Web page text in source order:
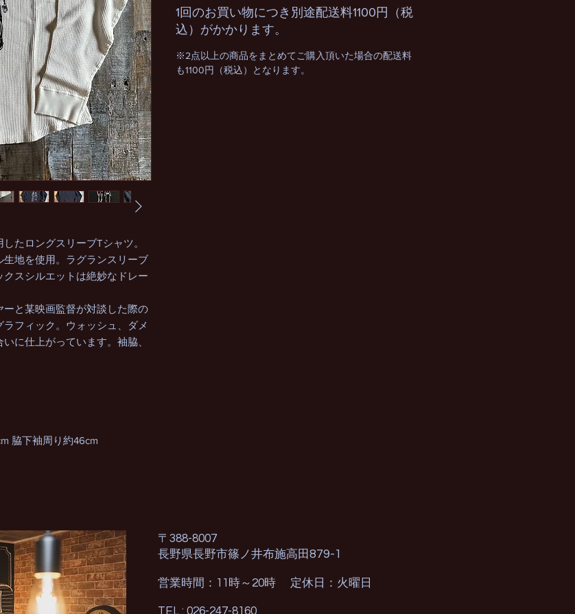
たロングスリーブTシャツ。
地を使用。ラグランスリーブ
スシルエットは絶妙なドレー
と某映画監督が対談した際の
フィック。ウォッシュ、ダメ
に仕上がっています。袖脇、
脇下袖周り約46cm
1回のお買い物につき別途配送料1100円（税
込）がかかります。
※2点以上の商品をまとめてご購入頂いた場合の配送料
も1100円（税込）となります。
〒388-8007
長野県長野市篠ノ井布施高田 879-1
営業時間：11時～20時 定休日：火曜日
TEL : 026-247-8160